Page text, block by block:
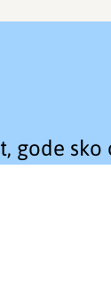
gode